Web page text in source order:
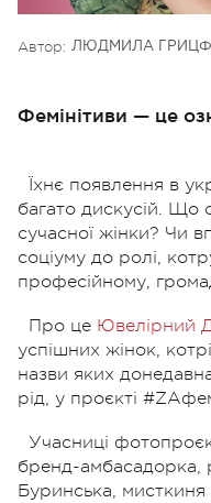
Автор: ЛЮДМИЛА
Фемінітиви — це
Їхнє появлення в
багато дискусій. Що
сучасної жінки? Чи
соціуму до ролі,
професійному,
Про це Ювелірний
успішних жінок,
назви яких
рід, у проєкті
Учасниці
бренд-амбасадорка,
Буринська, мисткиня